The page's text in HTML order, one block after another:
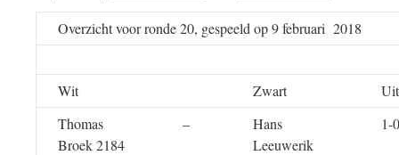
Overzicht voor ronde 20, gespeeld op 9 februari 2018
Wit Zwart
Thomas
Broek 2184
–
Hans
Leeuwerik
1-0